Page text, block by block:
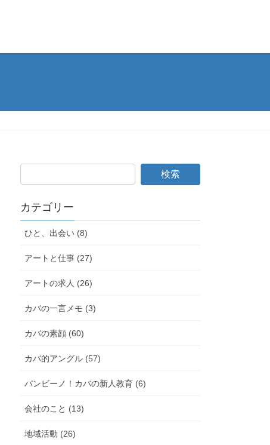
カテゴリー
ひと、出会い (8)
アートと仕事 (27)
アートの求人 (26)
カバの一言メモ (3)
カバの素顔 (60)
カバ的アングル (57)
バンビーノ！カバの新人教育 (6)
会社のこと (13)
地域活動 (26)